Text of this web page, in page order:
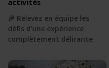
🎉 Relevez en équipe les
défis d'une expérience
complètement délirante